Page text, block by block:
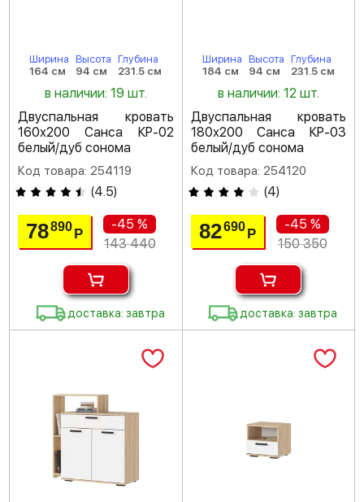
Ширина
164 см
Высота
94 см
Глубина
231.5 см
в наличии: 19 шт.
Двуспальная кровать
160х200 Санса КР-02
белый/дуб сонома
Код товара: 254119
(4.5)
78890Р
-45 %
143 440
доставка: завтра
Ширина
184 см
Высота
94 см
Глубина
231.5 см
в наличии: 12 шт.
Двуспальная кровать
180х200 Санса КР-03
белый/дуб сонома
Код товара: 254120
(4)
82690 Р
-45 %
150 350
доставка: завтра